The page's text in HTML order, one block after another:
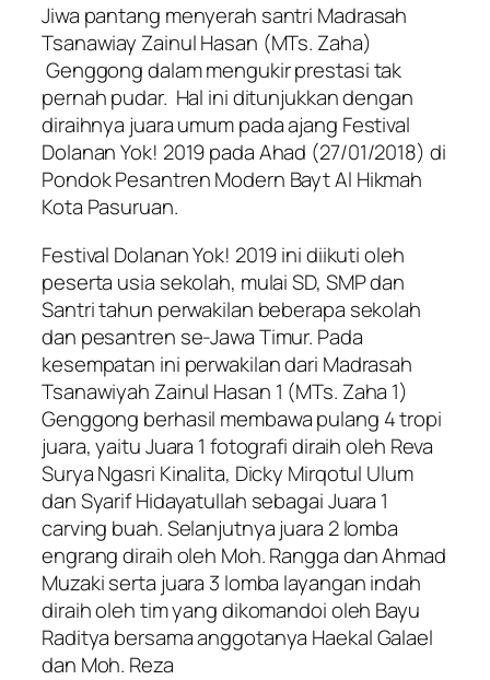
Jiwa pantang menyerah santri Madrasah
Tsanawiay Zainul Hasan (MTs. Zaha)
Genggong dalam mengukir prestasi tak
pernah pudar. Hal ini ditunjukkan dengan
diraihnya juara umum pada ajang Festival
Dolanan Yok! 2019 pada Ahad (27/01/2018) di
Pondok Pesantren Modern Bayt Al Hikmah
Kota Pasuruan.
Festival Dolanan Yok! 2019 ini diikuti oleh
peserta usia sekolah, mulai SD, SMP dan
Santri tahun perwakilan beberapa sekolah
dan pesantren se-Jawa Timur. Pada
kesempatan ini perwakilan dari Madrasah
Tsanawiyah Zainul Hasan 1 (MTs. Zaha 1)
Genggong berhasil membawa pulang 4 tropi
juara, yaitu Juara 1 fotografi diraih oleh Reva
Surya Ngasri Kinalita, Dicky Mirqotul Ulum
dan Syarif Hidayatullah sebagai Juara 1
carving buah. Selanjutnya juara 2 lomba
engrang diraih oleh Moh. Rangga dan Ahmad
Muzaki serta juara 3 lomba layangan indah
diraih oleh tim yang dikomandoi oleh Bayu
Raditya bersama anggotanya Haekal Galael
dan Moh. Reza